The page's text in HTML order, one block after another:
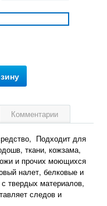
Комментарии
Подходит для
ткани, кожзама,
и прочих моющихся
налет, белковые и
твердых материалов,
следов и